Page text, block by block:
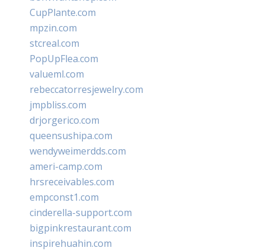
CupPlante.com
mpzin.com
stcreal.com
PopUpFlea.com
valueml.com
rebeccatorresjewelry.com
jmpbliss.com
drjorgerico.com
queensushipa.com
wendyweimerdds.com
ameri-camp.com
hrsreceivables.com
empconst1.com
cinderella-support.com
bigpinkrestaurant.com
inspirehuahin.com